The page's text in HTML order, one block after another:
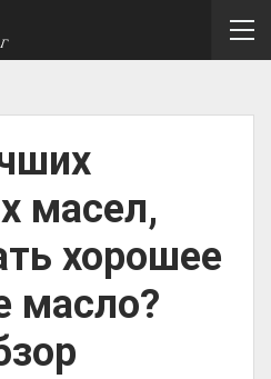
масел,
хорошее
масло?